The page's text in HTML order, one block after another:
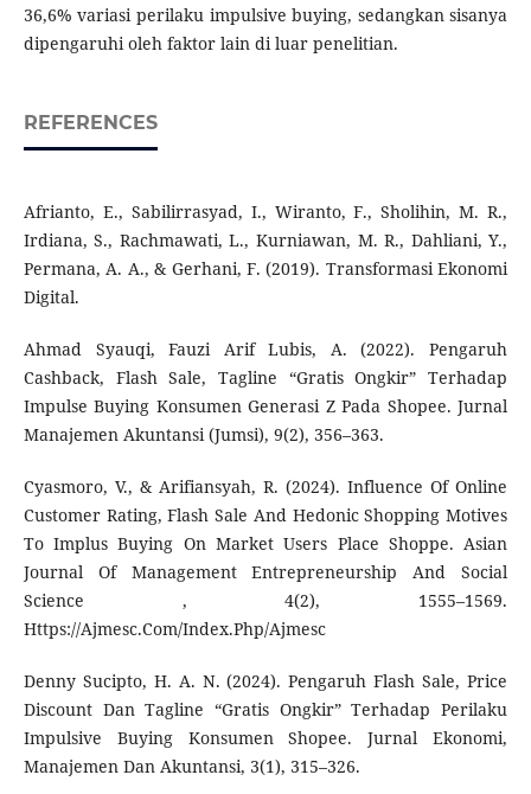
36,6% variasi perilaku impulsive buying, sedangkan sisanya
dipengaruhi oleh faktor lain di luar penelitian.
REFERENCES
Afrianto, E., Sabilirrasyad, I., Wiranto, F., Sholihin, M. R.,
Irdiana, S., Rachmawati, L., Kurniawan, M. R., Dahliani, Y.,
Permana, A. A., & Gerhani, F. (2019). Transformasi Ekonomi
Digital.
Ahmad Syauqi, Fauzi Arif Lubis, A. (2022). Pengaruh
Cashback, Flash Sale, Tagline “Gratis Ongkir” Terhadap
Impulse Buying Konsumen Generasi Z Pada Shopee. Jurnal
Manajemen Akuntansi (Jumsi), 9(2), 356–363.
Cyasmoro, V., & Arifiansyah, R. (2024). Influence Of Online
Customer Rating, Flash Sale And Hedonic Shopping Motives
To Implus Buying On Market Users Place Shoppe. Asian
Journal Of Management Entrepreneurship And Social
Science , 4(2), 1555–1569.
Https://Ajmesc.Com/Index.Php/Ajmesc
Denny Sucipto, H. A. N. (2024). Pengaruh Flash Sale, Price
Discount Dan Tagline “Gratis Ongkir” Terhadap Perilaku
Impulsive Buying Konsumen Shopee. Jurnal Ekonomi,
Manajemen Dan Akuntansi, 3(1), 315–326.